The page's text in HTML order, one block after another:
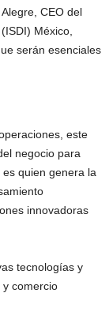
CEO del
México,
serán esenciales
este
negocio para
quien genera la
innovadoras
tecnologías y
y comercio